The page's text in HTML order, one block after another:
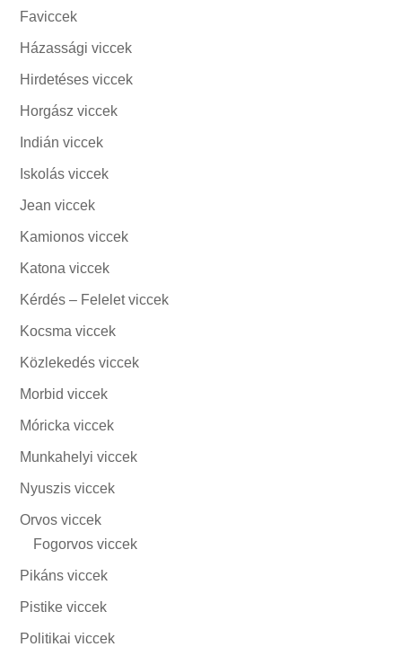
Faviccek
Házassági viccek
Hirdetéses viccek
Horgász viccek
Indián viccek
Iskolás viccek
Jean viccek
Kamionos viccek
Katona viccek
Kérdés – Felelet viccek
Kocsma viccek
Közlekedés viccek
Morbid viccek
Móricka viccek
Munkahelyi viccek
Nyuszis viccek
Orvos viccek
Fogorvos viccek
Pikáns viccek
Pistike viccek
Politikai viccek